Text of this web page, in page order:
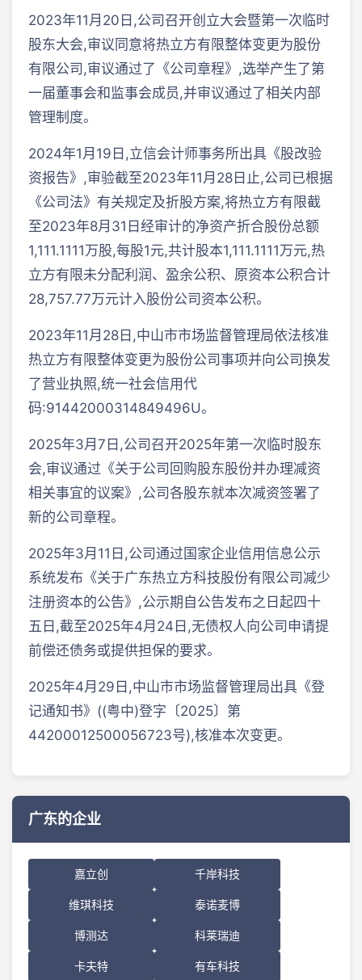
2023年11月20日,公司召开创立大会暨第一次临时
股东大会,审议同意将热立方有限整体变更为股份
有限公司,审议通过了《公司章程》,选举产生了第
一届董事会和监事会成员,并审议通过了相关内部
管理制度。
2024年1月19日,立信会计师事务所出具《股改验
资报告》,审验截至2023年11月28日止,公司已根据
《公司法》有关规定及折股方案,将热立方有限截
至2023年8月31日经审计的净资产折合股份总额
1,111.1111万股,每股1元,共计股本1,111.1111万元,热
立方有限未分配利润、盈余公积、原资本公积合计
28,757.77万元计入股份公司资本公积。
2023年11月28日,中山市市场监督管理局依法核准
热立方有限整体变更为股份公司事项并向公司换发
了营业执照,统一社会信用代
码:91442000314849496U。
2025年3月7日,公司召开2025年第一次临时股东
会,审议通过《关于公司回购股东股份并办理减资
相关事宜的议案》,公司各股东就本次减资签署了
新的公司章程。
2025年3月11日,公司通过国家企业信用信息公示
系统发布《关于广东热立方科技股份有限公司减少
注册资本的公告》,公示期自公告发布之日起四十
五日,截至2025年4月24日,无债权人向公司申请提
前偿还债务或提供担保的要求。
2025年4月29日,中山市市场监督管理局出具《登
记通知书》((粤中)登字〔2025〕第
44200012500056723号),核准本次变更。
广东的企业
嘉立创 千岸科技
维琪科技 泰诺麦博
博测达 科莱瑞迪
卡夫特 有车科技